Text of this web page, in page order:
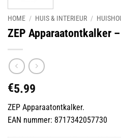
HOME / HUIS & INTERIEUR /
ZEP Apparaatontkalker –
€5.99
ZEP Apparaatontkalker.
EAN nummer: 8717342057730